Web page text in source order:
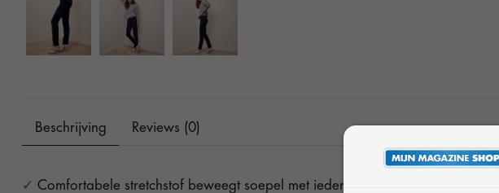
Beschrijving Reviews (0)
Comfortabele stretchstof beweegt soepel met iedere stap mee